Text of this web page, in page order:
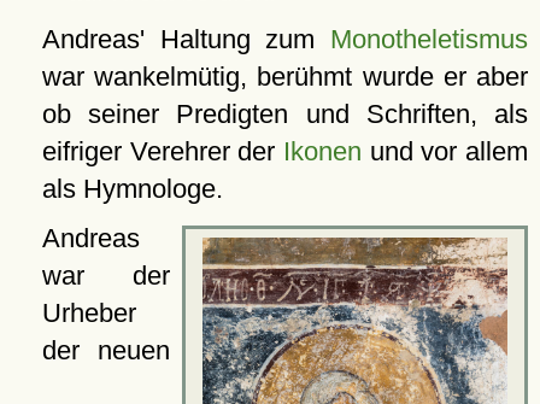
Andreas' Haltung zum Monotheletismus
war wankelmütig, berühmt wurde er aber
ob seiner Predigten und Schriften, als
eifriger Verehrer der Ikonen und vor allem
als Hymnologe.
Andreas
war der
Urheber
der neuen